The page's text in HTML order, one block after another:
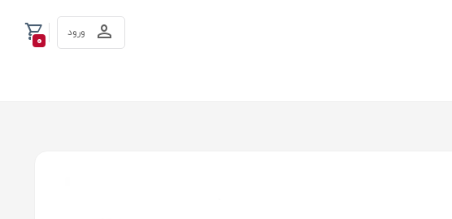
0
ورود